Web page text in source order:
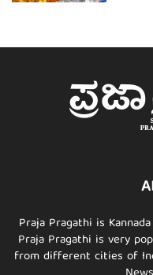
Praja Pragathi is
Praja Pragathi is very
from different cities of